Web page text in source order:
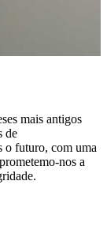
mais antigos
de
o futuro, com uma
nos a